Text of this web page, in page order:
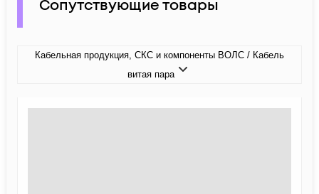
Сопутствующие товары
Кабельная продукция, СКС и компоненты ВОЛС / Кабель
витая пара